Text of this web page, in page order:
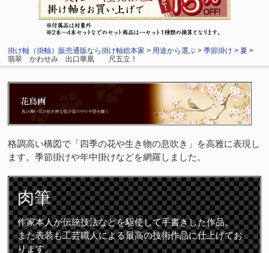
掛け軸（掛軸）販売通販なら掛け軸総本家 > 用途から選ぶ >季節掛け >夏 >
翡翠 かわせみ 出口華凰 尺五立！
格調高い構図で「四季の花や生き物の息吹き」を高雅に表現し
ます。季節掛けや年中掛けなどを網羅しました。
肉筆
作家本人が伝統技法などを駆使して手書きした作品。
また表装も工芸職人による最高の技術作品に仕上げてお
ります。